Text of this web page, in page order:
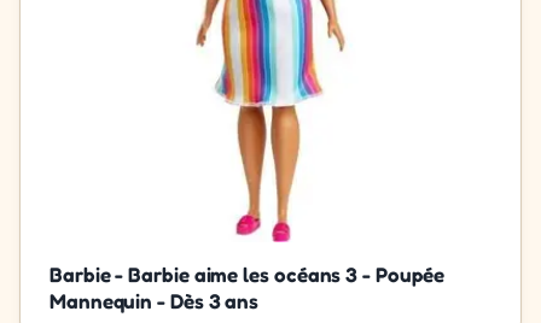
Barbie - Barbie aime les océans 3 - Poupée
Mannequin - Dès 3 ans